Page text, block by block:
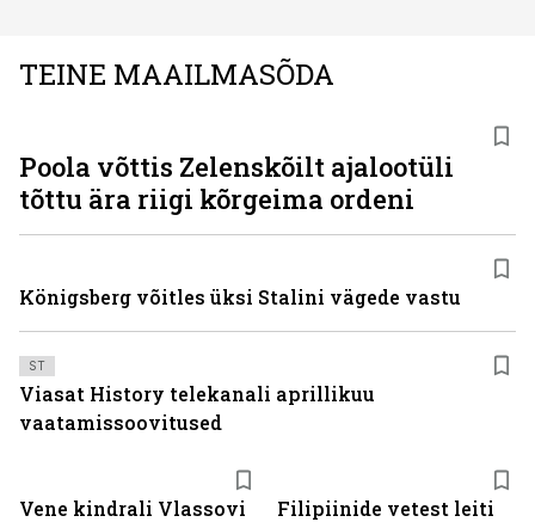
TEINE MAAILMASÕDA
Vene kindrali Vlassovi
Filipiinide vetest leiti
Poola võttis Zelenskõilt ajalootüli
tõttu ära riigi kõrgeima ordeni
Königsberg võitles üksi Stalini vägede vastu
ST
Viasat History telekanali aprillikuu
vaatamissoovitused